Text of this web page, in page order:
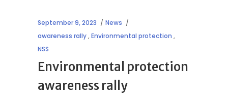
September 9, 2023
News
awareness rally,Environmental protection ,
NSS
Environmental protection
awareness rally